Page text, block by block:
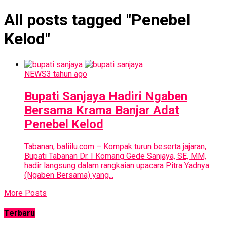
All posts tagged "Penebel
Kelod"
NEWS3 tahun ago
Bupati Sanjaya Hadiri Ngaben
Bersama Krama Banjar Adat
Penebel Kelod
Tabanan, baliilu.com – Kompak turun beserta jajaran,
Bupati Tabanan Dr. I Komang Gede Sanjaya, SE, MM,
hadir langsung dalam rangkaian upacara Pitra Yadnya
(Ngaben Bersama) yang...
More Posts
Terbaru